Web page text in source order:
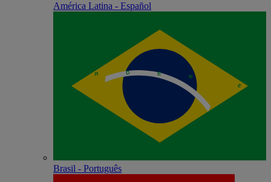
América Latina - Español
Brasil - Português